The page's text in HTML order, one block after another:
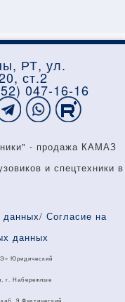
РТ, ул.
ст.2
047-16-16
ГАРАНТИЯ
- продажа КАМАЗ
и спецтехники в
данных/ Согласие на
данных
Юридический
г. Набережные
9 Фактический